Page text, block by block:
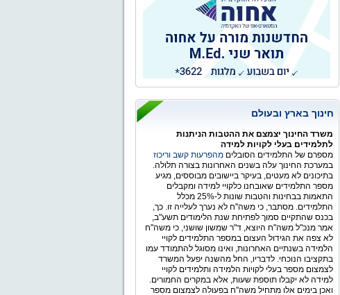
חינוך בארץ ובעולם
משרד החינוך יצמצם את ההטבות הניתנות
לתלמידים בעלי לקויות למידה
מספרם של התלמידים הסובלים מהפרעות קשב וריכוז
במערכת החינוך עלה בשנים האחרונות בצורה תלולה.
בתיכונים לא מעטים, בעיקר ביישובים מבוססים, מגיע
מספר התלמידים שאובחנו כלקויי למידה ומקבלים
התאמות בבחינות והטבות שונות ל-25% מכלל
התלמידים. מסתבר, כי משה"ח לא נערך לעלייה זו. כך,
בכנס שהתקיים סמוך לפתיחת שנת הלימודים תשע"ב,
אמר מנכ"ל משה"ח היוצא, ד"ר שמשון שושני, כי משה"ח
לא צפה את הגידול העצום במספר התלמידים לקויי
הלמידה בשנתיים האחרונות, ואינו מסוגל להתמודד עמו
בתקציבו הנוכחי. לדבריו, החל מהשנה יפעל המשרד
לצמצום מספר בעלי לקויות הלמידה ותלמידים לקויי
למידה לא יקבלו תוספת שעות, אלא במקרים החמורים.
ואכן בימים אלו מתחיל משה"ח בפעולה לצמצום מספר